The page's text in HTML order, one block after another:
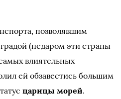
позволявшим
(недаром эти страны
влиятельных
ей обзавестись большим
царицы морей.